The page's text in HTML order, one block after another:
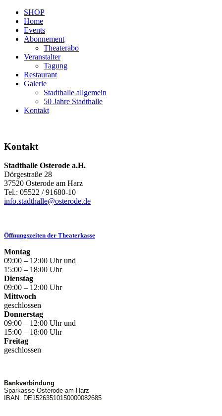
SHOP
Home
Events
Abonnement
Theaterabo
Veranstalter
Tagung
Restaurant
Galerie
Stadthalle allgemein
50 Jahre Stadthalle
Kontakt
Kontakt
Stadthalle Osterode a.H.
Dörgestraße 28
37520 Osterode am Harz
Tel.: 05522 / 91680-10
info.stadthalle@osterode.de
Öffnungszeiten der Theaterkasse
Montag
09:00 – 12:00 Uhr und
15:00 – 18:00 Uhr
Dienstag
09:00 – 12:00 Uhr
Mittwoch
geschlossen
Donnerstag
09:00 – 12:00 Uhr und
15:00 – 18:00 Uhr
Freitag
geschlossen
Bankverbindung
Sparkasse Osterode am Harz
IBAN: DE15263510150000082685